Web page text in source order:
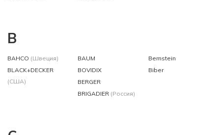
B
BAHCO (Швеция)
BLACK+DECKER
(США)
BAUM
BOVIDIX
BERGER
BRIGADIER (Россия)
Bernstein
Biber